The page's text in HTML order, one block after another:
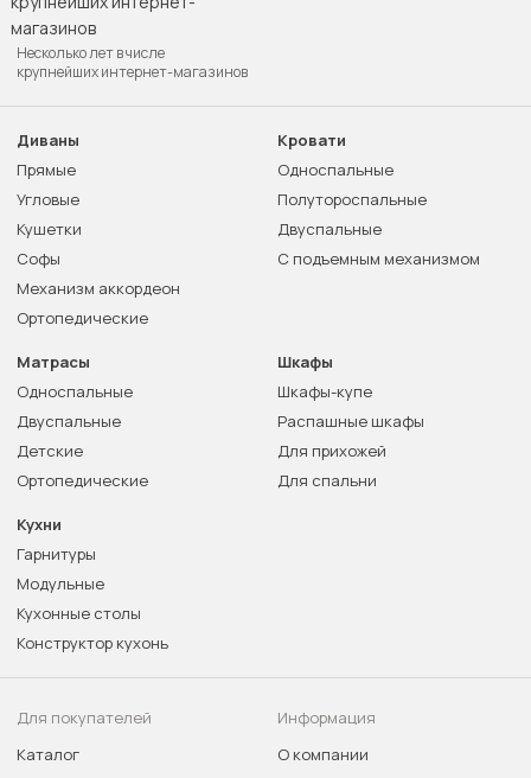
Несколько лет в числе
крупнейших интернет-магазинов
Диваны
Прямые
Угловые
Кушетки
Софы
Механизм аккордеон
Ортопедические
Кровати
Односпальные
Полутороспальные
Двуспальные
С подъемным механизмом
Матрасы
Односпальные
Двуспальные
Детские
Ортопедические
Шкафы
Шкафы-купе
Распашные шкафы
Для прихожей
Для спальни
Кухни
Гарнитуры
Модульные
Кухонные столы
Конструктор кухонь
Для покупателей
Каталог
Информация
О компании